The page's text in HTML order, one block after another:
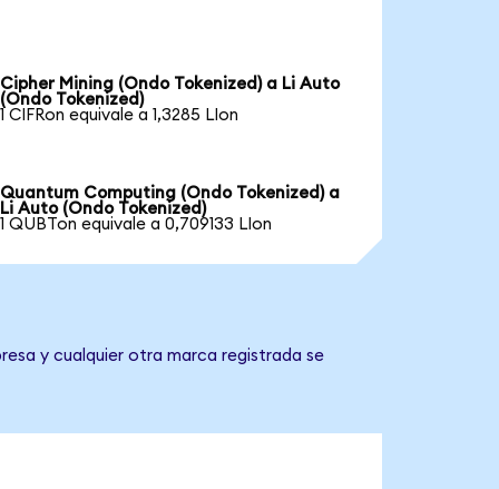
Cipher Mining (Ondo Tokenized) a Li Auto
(Ondo Tokenized)
1 CIFRon equivale a 1,3285 LIon
Quantum Computing (Ondo Tokenized) a
Li Auto (Ondo Tokenized)
1 QUBTon equivale a 0,709133 LIon
y cualquier otra marca registrada se